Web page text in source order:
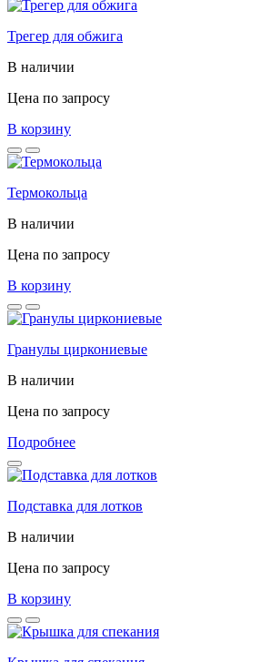
Трегер для обжига
В наличии
Цена по запросу
В корзину
Термокольца
В наличии
Цена по запросу
В корзину
Гранулы циркониевые
В наличии
Цена по запросу
Подробнее
Подставка для лотков
В наличии
Цена по запросу
В корзину